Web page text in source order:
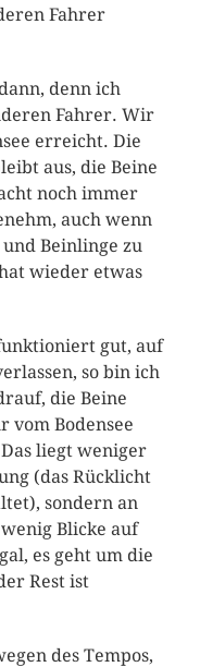
Fahrer
denn ich
Fahrer. Wir
erreicht. Die
aus, die Beine
noch immer
auch wenn
Beinlinge zu
wieder etwas
gut, auf
so bin ich
die Beine
vom Bodensee
liegt weniger
(das Rücklicht
sondern an
Blicke auf
es geht um die
Rest ist
des Tempos,